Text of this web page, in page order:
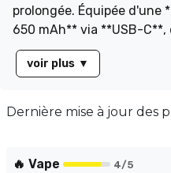
prolongée. Équipée d'une
650 mAh** via **USB-
LED** pour suivre
réglable** pour un tirage
**1.8 ohm** sont idéaux
est parfaite pour une vape
voir plus ▼
Dernière mise à jour des
🔥 Vape 4/5